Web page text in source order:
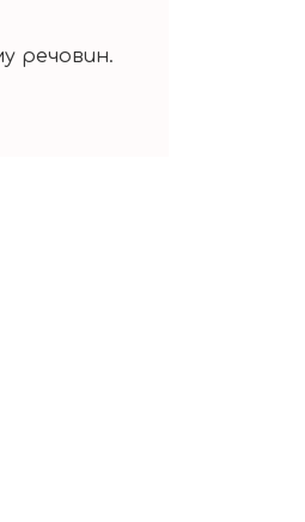
речовин.